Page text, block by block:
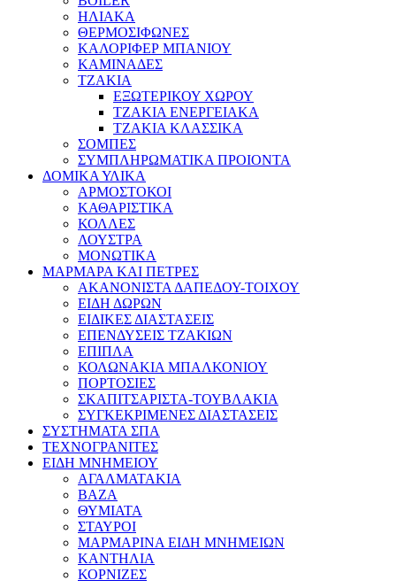
ΗΛΙΑΚΑ
ΘΕΡΜΟΣΙΦΩΝΕΣ
ΚΑΛΟΡΙΦΕΡ ΜΠΑΝΙΟΥ
ΚΑΜΙΝΑΔΕΣ
ΤΖΑΚΙΑ
ΕΞΩΤΕΡΙΚΟΥ ΧΩΡΟΥ
ΤΖΑΚΙΑ ΕΝΕΡΓΕΙΑΚΑ
ΤΖΑΚΙΑ ΚΛΑΣΣΙΚΑ
ΣΟΜΠΕΣ
ΣΥΜΠΛΗΡΩΜΑΤΙΚΑ ΠΡΟΙΟΝΤΑ
ΔΟΜΙΚΑ ΥΛΙΚΑ
ΑΡΜΟΣΤΟΚΟΙ
ΚΑΘΑΡΙΣΤΙΚΑ
ΚΟΛΛΕΣ
ΛΟΥΣΤΡΑ
ΜΟΝΩΤΙΚΑ
ΜΑΡΜΑΡΑ ΚΑΙ ΠΕΤΡΕΣ
ΑΚΑΝΟΝΙΣΤΑ ΔΑΠΕΔΟΥ-ΤΟΙΧΟΥ
ΕΙΔΗ ΔΩΡΩΝ
ΕΙΔΙΚΕΣ ΔΙΑΣΤΑΣΕΙΣ
ΕΠΕΝΔΥΣΕΙΣ ΤΖΑΚΙΩΝ
ΕΠΙΠΛΑ
ΚΟΛΩΝΑΚΙΑ ΜΠΑΛΚΟΝΙΟΥ
ΠΟΡΤΟΣΙΕΣ
ΣΚΑΠΙΤΣΑΡΙΣΤΑ-ΤΟΥΒΛΑΚΙΑ
ΣΥΓΚΕΚΡΙΜΕΝΕΣ ΔΙΑΣΤΑΣΕΙΣ
ΣΥΣΤΗΜΑΤΑ ΣΠΑ
ΤΕΧΝΟΓΡΑΝΙΤΕΣ
ΕΙΔΗ ΜΝΗΜΕΙΟΥ
ΑΓΑΛΜΑΤΑΚΙΑ
ΒΑΖΑ
ΘΥΜΙΑΤΑ
ΣΤΑΥΡΟΙ
ΜΑΡΜΑΡΙΝΑ ΕΙΔΗ ΜΝΗΜΕΙΩΝ
ΚΑΝΤΗΛΙΑ
ΚΟΡΝΙΖΕΣ